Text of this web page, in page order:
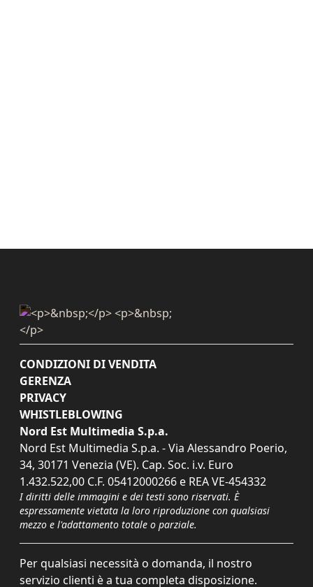
CONDIZIONI DI VENDITA
GERENZA
PRIVACY
WHISTLEBLOWING
Nord Est Multimedia S.p.a.
Nord Est Multimedia S.p.a. - Via Alessandro Poerio,
34, 30171 Venezia (VE). Cap. Soc. i.v. Euro
1.432.522,00 C.F. 05412000266 e REA VE-454332
I diritti delle immagini e dei testi sono riservati. È
espressamente vietata la loro riproduzione con qualsiasi
mezzo e l'adattamento totale o parziale.
Per qualsiasi necessità o domanda, il nostro
servizio clienti è a tua completa disposizione.